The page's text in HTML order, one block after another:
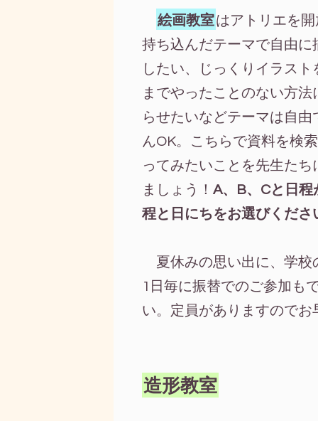
絵画教室はアトリエを
持ち込んだテーマで自由
したい、じっくりイラス
までやったことのない方
らせたいなどテーマは自
んOK。こちらで資料を検
ってみたいことを先生た
ましょう！ A、B、Cと日程
程と日にちをお選びくださ
夏休みの思い出に、学校
1日毎に振替でのご参加も
い。定員がありますのでお
造形教室